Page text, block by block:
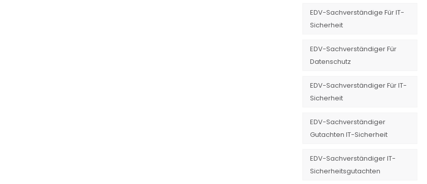
EDV-Sachverständige Für IT-
Sicherheit
EDV-Sachverständiger Für
Datenschutz
EDV-Sachverständiger Für IT-
Sicherheit
EDV-Sachverständiger
Gutachten IT-Sicherheit
EDV-Sachverständiger IT-
Sicherheitsgutachten